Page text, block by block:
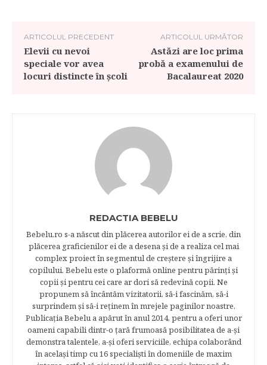
ARTICOLUL PRECEDENT
Elevii cu nevoi
speciale vor avea
locuri distincte în școli
ARTICOLUL URMĂTOR
Astăzi are loc prima
probă a examenului de
Bacalaureat 2020
REDACTIA BEBELU
Bebelu.ro s-a născut din plăcerea autorilor ei de a scrie, din
plăcerea graficienilor ei de a desena şi de a realiza cel mai
complex proiect în segmentul de creştere şi îngrijire a
copilului. Bebelu este o plaformă online pentru părinţi şi
copii şi pentru cei care ar dori să redevină copii. Ne
propunem să încântăm vizitatorii, să-i fascinăm, să-i
surprindem şi să-i reţinem în mrejele paginilor noastre.​
Publicația Bebelu a apărut în anul 2014, pentru a oferi unor
oameni capabili dintr-o ţară frumoasă posibilitatea de a-şi
demonstra talentele, a-şi oferi serviciile, echipa colaborând
în acelaşi timp cu 16 specialişti în domeniile de maxim